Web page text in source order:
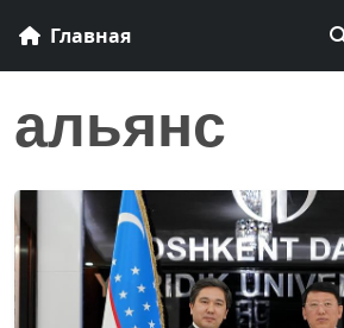
Главная
альянс